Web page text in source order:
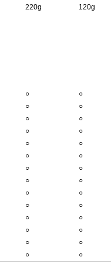
220g
120g
○
○
○
○
○
○
○
○
○
○
○
○
○
○
○
○
○
○
○
○
○
○
○
○
○
○
○
○